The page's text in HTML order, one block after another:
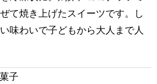
て焼き上げたスイーツです。し
味わいで子どもから大人まで人
子